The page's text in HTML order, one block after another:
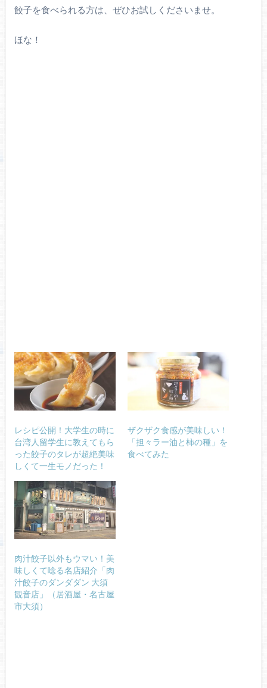
餃子を食べられる方は、ぜひお試しくださいませ。
ほな！
レシピ公開！大学生の時に
台湾人留学生に教えてもら
った餃子のタレが超絶美味
しくて一生モノだった！
ザクザク食感が美味しい！
「担々ラー油と柿の種」を
食べてみた
肉汁餃子以外もウマい！美
味しくて唸る名店紹介「肉
汁餃子のダンダダン 大須
観音店」（居酒屋・名古屋
市大須）